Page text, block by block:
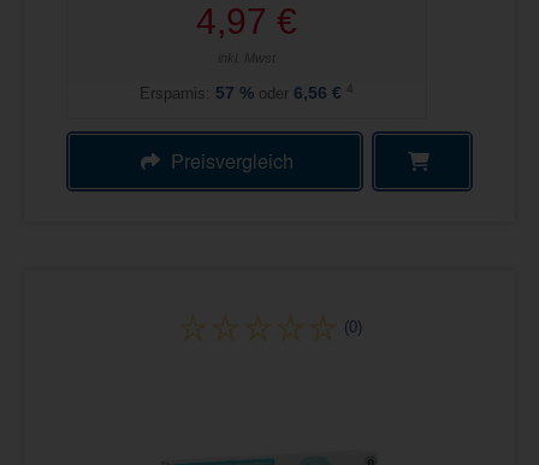
4,97 €
inkl. Mwst
Ersparnis: 57 % oder 6,56 € 4
Preisvergleich
(0)